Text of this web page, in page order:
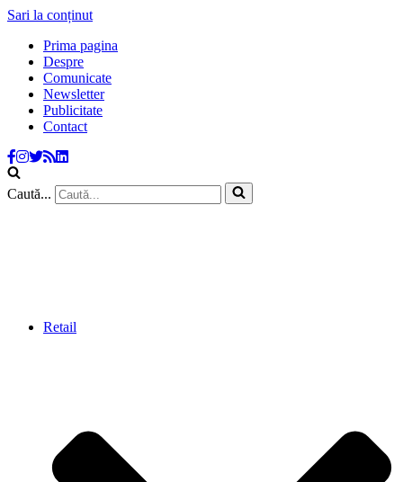
Sari la conținut
Prima pagina
Despre
Comunicate
Newsletter
Publicitate
Contact
Caută...
Retail